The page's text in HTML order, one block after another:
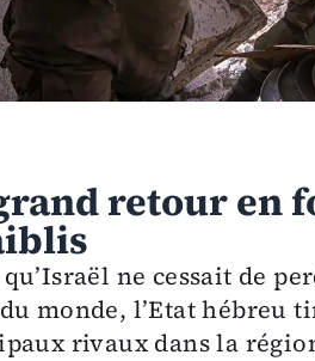
retour en
ne cessait de
monde, l’Etat hébreu
rivaux dans la